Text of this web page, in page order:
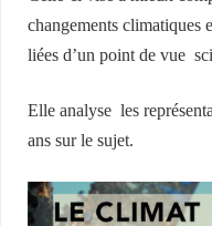
changements climatiques
liées d’un point de vue
Elle analyse les
ans sur le sujet.